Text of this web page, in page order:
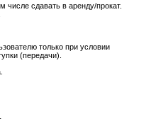
сдавать в аренду/прокат.
только при условии
(передачи).